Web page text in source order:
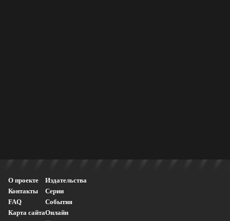
О проекте
Контакты
FAQ
Карта сайта
Издательства
Серии
События
Онлайн